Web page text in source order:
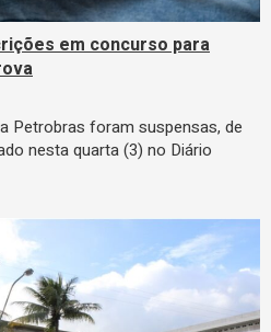
em concurso para
Petrobras foram suspensas, de
nesta quarta (3) no Diário